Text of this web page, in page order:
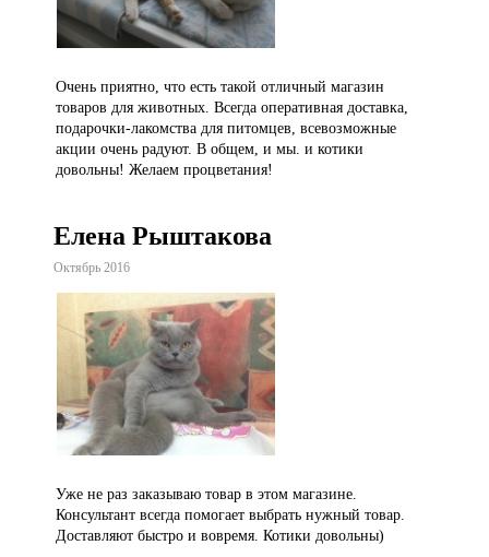
Очень приятно, что есть такой отличный магазин
товаров для животных. Всегда оперативная доставка,
подарочки-лакомства для питомцев, всевозможные
акции очень радуют. В общем, и мы. и котики
довольны! Желаем процветания!
Елена Рыштакова
Октябрь 2016
Уже не раз заказываю товар в этом магазине.
Консультант всегда помогает выбрать нужный товар.
Доставляют быстро и вовремя. Котики довольны)